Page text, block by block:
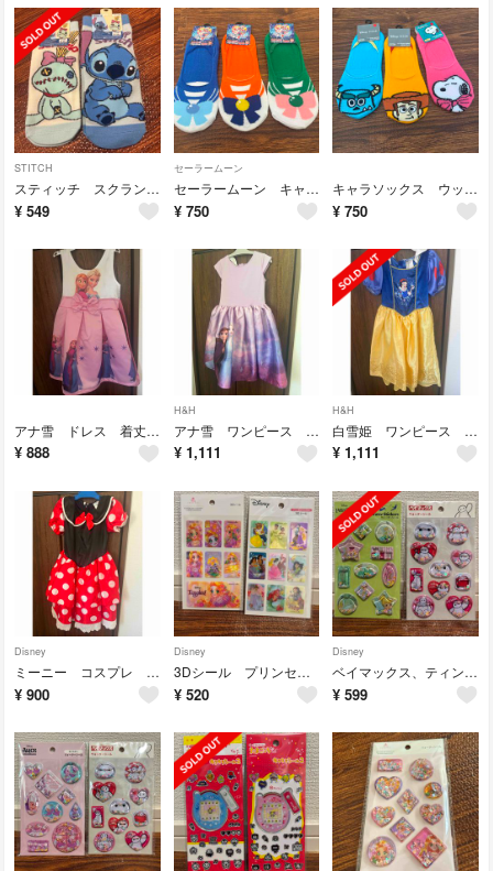
STITCH
スティッチ スクランプ 靴下 2点セット
¥ 549
セーラームーン
セーラームーン キャラソックス ３つセット
¥ 750
キャラソックス ウッディー サリー スヌーピー
¥ 750
アナ雪 ドレス 着丈約66センチ
¥ 888
H&H
アナ雪 ワンピース ドレス 122/128 H&M
¥ 1,111
H&H
白雪姫 ワンピース ドレス 122/128 H&M
¥ 1,111
Disney
ミーニー コスプレ ディズニー 着丈66センチ
¥ 900
Disney
3Dシール プリンセス ラプンツェル
¥ 520
Disney
ベイマックス、ティンカーベルウォーターシール
¥ 599